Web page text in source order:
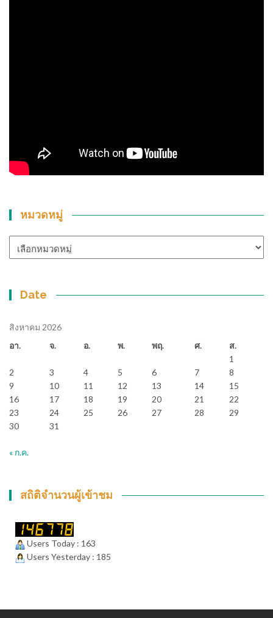
หมวดหมู่
หมู่
Date
สิงหาคม 2026
อา.
จ. อ. พ. พฤ. ศ.
ส.
1
2
3 4 5 6 7
8
9
10 11 12 13 14
15
16
17 18 19 20 21
22
23
24 25 26 27 28
29
30
31
« ก.ค.
สถิติจำนวนผู้เข้าชม
Users Today : 163
Users Yesterday : 185